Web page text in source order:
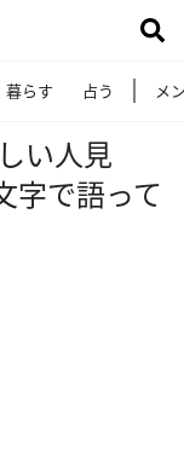
暮らす 占う メ
い人見
字で語って